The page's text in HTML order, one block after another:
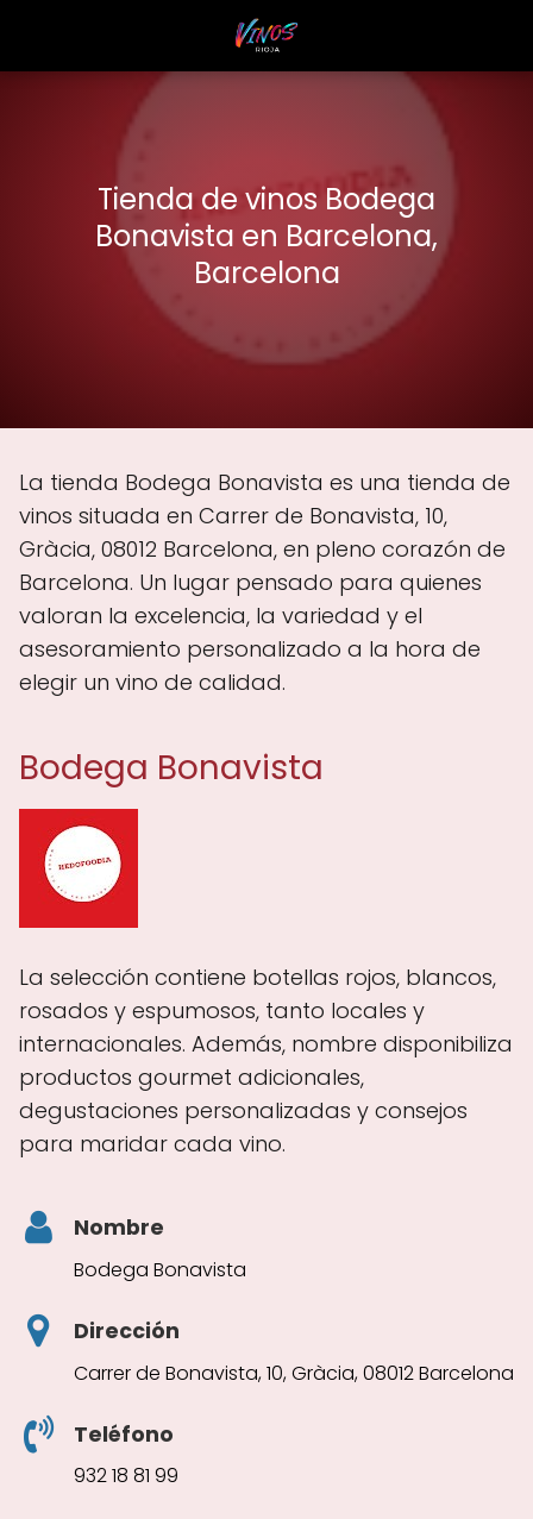
Tienda de vinos Bodega
Bonavista en Barcelona,
Barcelona
La tienda Bodega Bonavista es una tienda de
vinos situada en Carrer de Bonavista, 10,
Gràcia, 08012 Barcelona, en pleno corazón de
Barcelona. Un lugar pensado para quienes
valoran la excelencia, la variedad y el
asesoramiento personalizado a la hora de
elegir un vino de calidad.
Bodega Bonavista
La selección contiene botellas rojos, blancos,
rosados y espumosos, tanto locales y
internacionales. Además, nombre disponibiliza
productos gourmet adicionales,
degustaciones personalizadas y consejos
para maridar cada vino.
Nombre
Bodega Bonavista
Dirección
Carrer de Bonavista, 10, Gràcia, 08012 Barcelona
Teléfono
932 18 81 99